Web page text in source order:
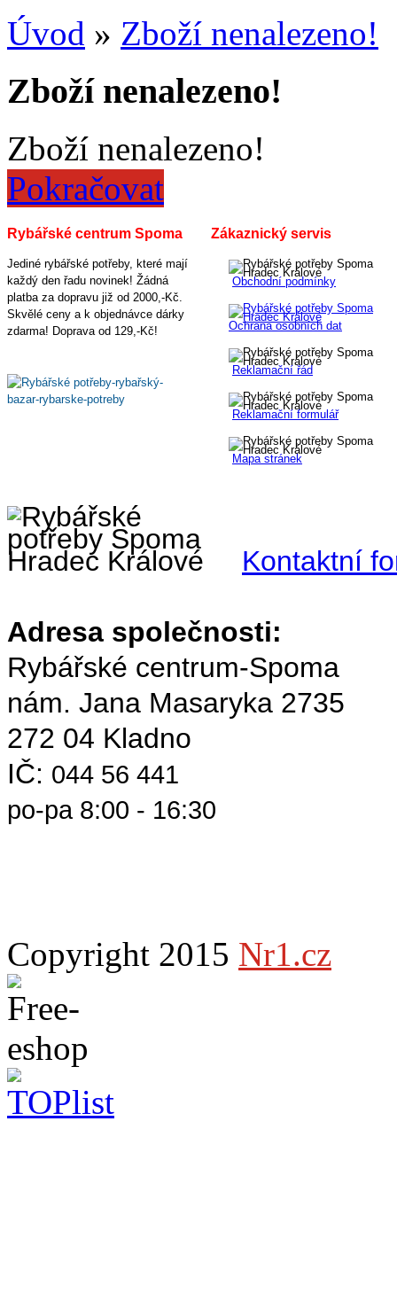
Úvod » Zboží nenalezeno!
Zboží nenalezeno!
Zboží nenalezeno!
Pokračovat
Rybářské centrum Spoma
Jediné rybářské potřeby, které mají
každý den řadu novinek! Žádná
platba za dopravu již od 2000,-Kč.
Skvělé ceny a k objednávce dárky
zdarma! Doprava od 129,-Kč!
Zákaznický servis
Obchodní podmínky
Ochrana osobních dat
Reklamační řád
Reklamační formulář
Mapa stránek
Kontaktní
Adresa společnosti:
Rybářské centrum-Spoma
nám. Jana Masaryka 2735
272 04 Kladno
IČ: 044 56 441
po-pa 8:00 - 16:30
Copyright 2015 Nr1.cz